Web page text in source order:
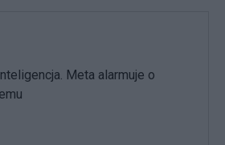
Meta alarmuje o